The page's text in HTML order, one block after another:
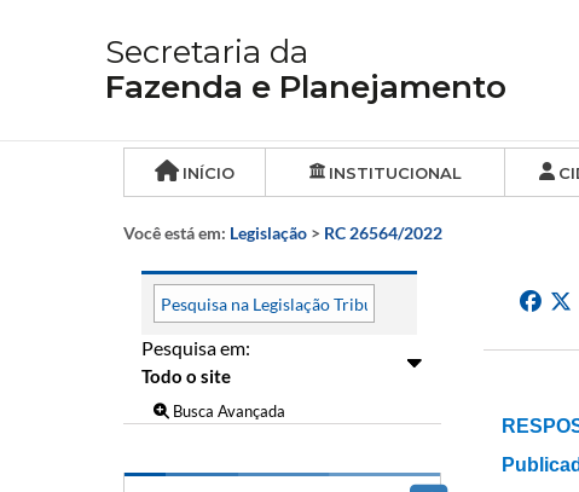
Secretaria da
Fazenda e Planejamento
INÍCIO INSTITUCIONAL
Você está em: Legislação > RC 26564/2022
Pesquisa em:
Busca Avançada